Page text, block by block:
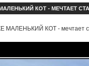
КОТ - МЕЧТАЕТ
МАЛЕНЬКИЙ КОТ - мечтает